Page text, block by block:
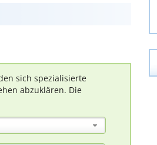
sich spezialisierte
abzuklären. Die